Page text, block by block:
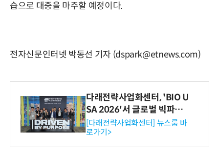
습으로 대중을 마주할 예정이다.
전자신문인터넷 박동선 기자 (dspark@etnews.com)
다래전략사업화센터, 'BIO U
SA 2026'서 글로벌 빅파마
와의 비즈니스 미팅 지원…K
-바이오 해외 진출 교두보 확
보
[다래전략사업화센터] 뉴스룸 바
로가기>